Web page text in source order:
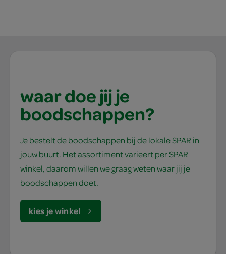
waar doe jij je
boodschappen?
Je bestelt de boodschappen bij de lokale SPAR in
jouw buurt. Het assortiment varieert per SPAR
winkel, daarom willen we graag weten waar jij je
boodschappen doet.
kies je winkel